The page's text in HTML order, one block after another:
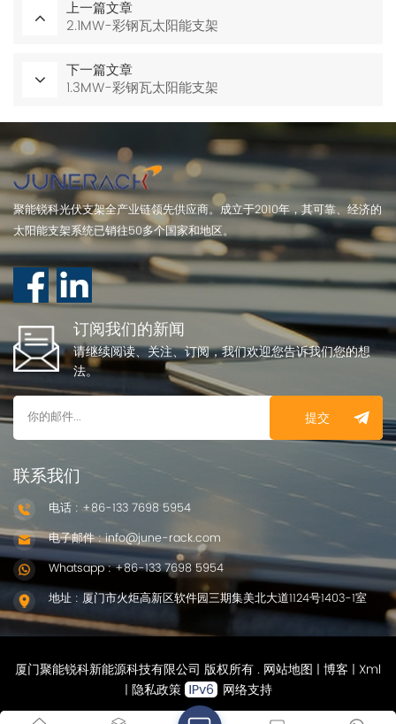
上一篇文章
2.1MW-彩钢瓦太阳能支架
下一篇文章
1.3MW-彩钢瓦太阳能支架
聚能锐科光伏支架全产业链领先供应商。成立于2010年，其可靠、经济的
太阳能支架系统已销往50多个国家和地区。
订阅我们的新闻
请继续阅读、关注、订阅，我们欢迎您告诉我们您的想
法。
提交
联系我们
电话 : +86-133 7698 5954
电子邮件 : info@june-rack.com
Whatsapp : +86-133 7698 5954
地址 : 厦门市火炬高新区软件园三期集美北大道1124号1403-1室
厦门聚能锐科新能源科技有限公司 版权所有 . 网站地图 | 博客 | Xml
| 隐私政策 网络支持